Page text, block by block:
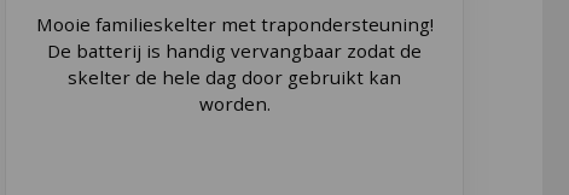
Mooie familieskelter met trapondersteuning!
De batterij is handig vervangbaar zodat de
skelter de hele dag door gebruikt kan
worden.